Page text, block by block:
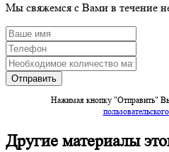
Мы свяжемся с Вами в течение
Нажимая кнопку "Отправить"
Другие материалы